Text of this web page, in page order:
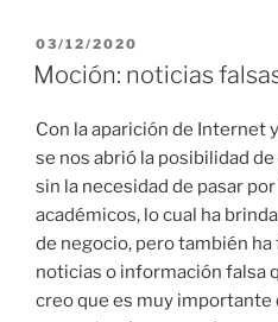
PUBLICADO
EL
03/12/2020
Moción: noticias
Con la aparición de Internet
se nos abrió la posibilidad
sin la necesidad de pasar
académicos, lo cual ha
de negocio, pero también
noticias o información falsa
creo que es muy importante